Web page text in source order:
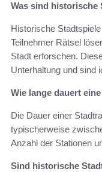
Was sind historische
Historische
Teilnehmer Rätsel
Stadt erforschen.
Unterhaltung und sind
Wie lange dauert
Die Dauer einer
typischerweise
Anzahl der Stationen
Sind historische